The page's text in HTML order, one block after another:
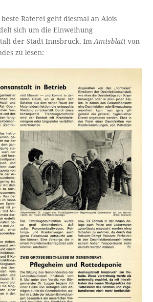
Raterei geht diesmal an Alois
sich um die Einweihung
der Stadt Innsbruck. ImAmtsblattvon
zu lesen: